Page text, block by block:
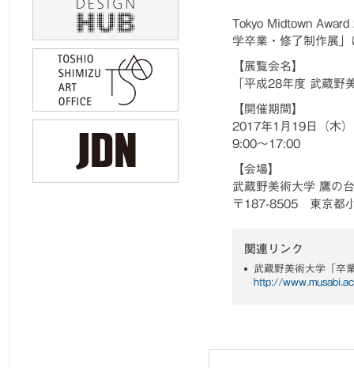
Tokyo Midtown
学卒業・修了制作展
【展覧会名】
「平成28年度 武蔵野
【開催期間】
2017年1月19日（木
9:00～17:00
【会場】
武蔵野美術大学 鷹の
〒187-8505 東京都
関連リンク
武蔵野美術大学「卒
http://